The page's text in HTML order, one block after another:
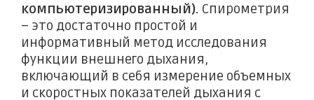
компьютеризированный). Спирометрия
– это достаточно простой и
информативный метод исследования
функции внешнего дыхания,
включающий в себя измерение объемных
и скоростных показателей дыхания с